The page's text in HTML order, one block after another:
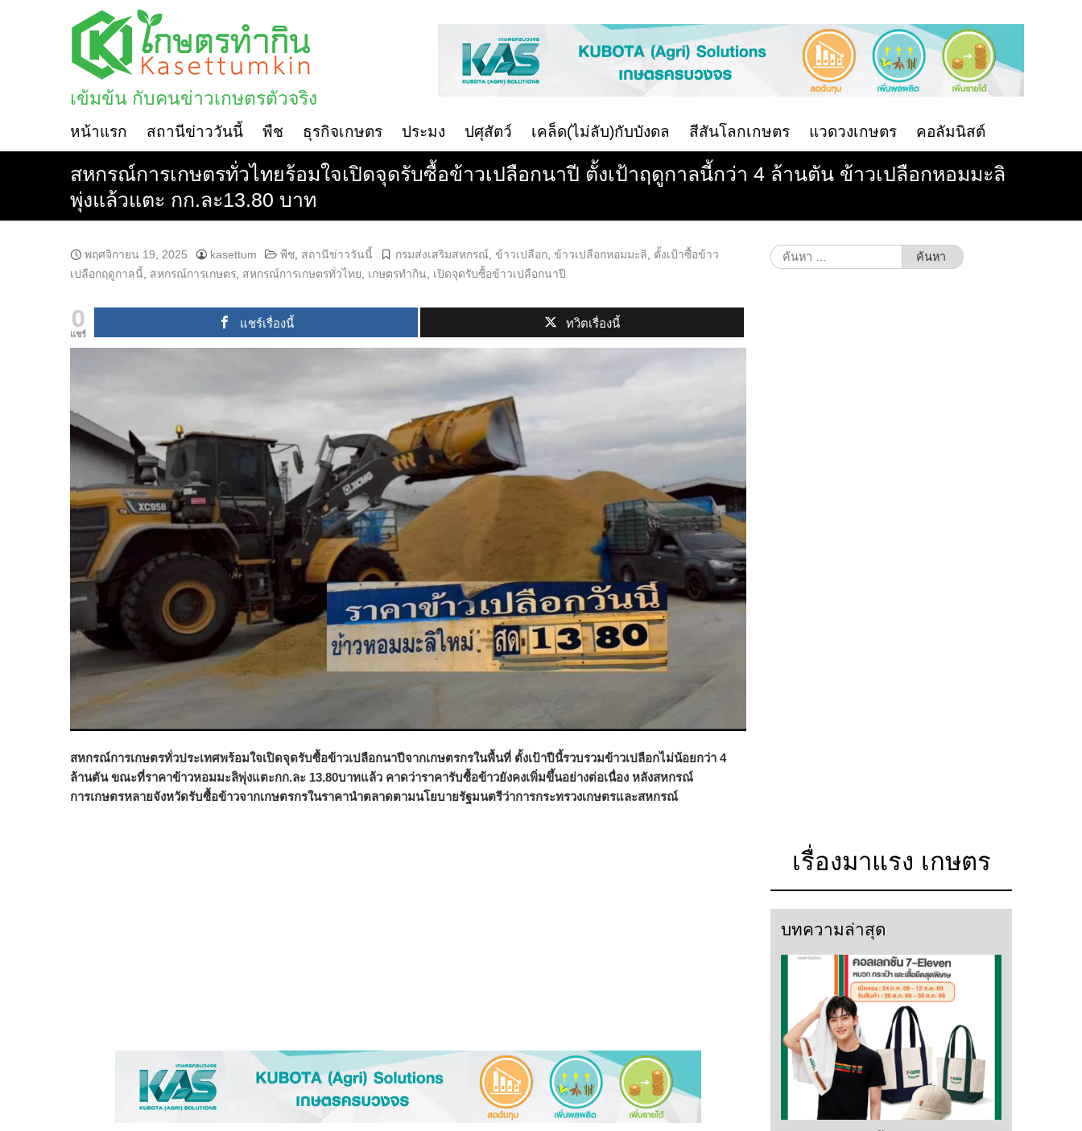
เข้มข้น กับคนข่าวเกษตรตัวจริง
หน้าแรก สถานีข่าววันนี้ พืช ธุรกิจเกษตร ประมง ปศุสัตว์ เคล็ด(ไม่ลับ)กับบังดล สีสันโลกเกษตร แวดวงเกษตร คอลัมนิสต์
สหกรณ์การเกษตรทั่วไทยร้อมใจเปิดจุดรับซื้อข้าวเปลือกนาปี ตั้งเป้าฤดูกาลนี้กว่า 4 ล้านตัน ข้าวเปลือกหอมมะลิ
พุ่งแล้วแตะ กก.ละ13.80 บาท
พฤศจิกายน 19, 2025 kasettum พืช สถานีข่าววันนี้ กรมส่งเสริมสหกรณ์ ข้าวเปลือก ข้าวเปลือกหอมมะลิ
ตั้งเป้าซื้อข้าว
เปลือกฤดูกาลนี้
สหกรณ์การเกษตร สหกรณ์การเกษตรทั่วไทย เกษตรทำกิน เปิดจุดรับซื้อข้าวเปลือกนาปี
0
แชร์
แชร์เรื่องนี้ ทวิตเรื่องนี้
สหกรณ์การเกษตรทั่วประเทศพร้อมใจเปิดจุดรับซื้อข้าวเปลือกนาปีจากเกษตรกรในพื้นที่ ตั้งเป้าปีนี้รวบรวมข้าวเปลือกไม่น้อยกว่า 4
ล้านตัน ขณะที่ราคาข้าวหอมมะลิพุ่งแตะกก.ละ 13.80บาทแล้ว คาดว่าราคารับซื้อข้าวยังคงเพิ่มขึ้นอย่างต่อเนื่อง หลังสหกรณ์
การเกษตรหลายจังหวัดรับซื้อข้าวจากเกษตรกรในราคานำตลาดตามนโยบายรัฐมนตรีว่าการกระทรวงเกษตรและสหกรณ์
ค้นหา
สำหรับ:
เรื่องมาแรง เกษตร
บทความล่าสุด